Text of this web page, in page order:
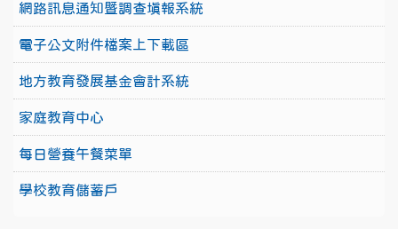
網路訊息通知暨調查填報系統
電子公文附件檔案上下載區
地方教育發展基金會計系統
家庭教育中心
每日營養午餐菜單
學校教育儲蓄戶